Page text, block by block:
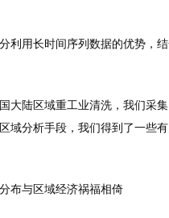
利用长时间序列数据的优势，
大陆区域重工业清洗，我们采
域分析手段，我们得到了一些有
布与区域经济祸福相倚